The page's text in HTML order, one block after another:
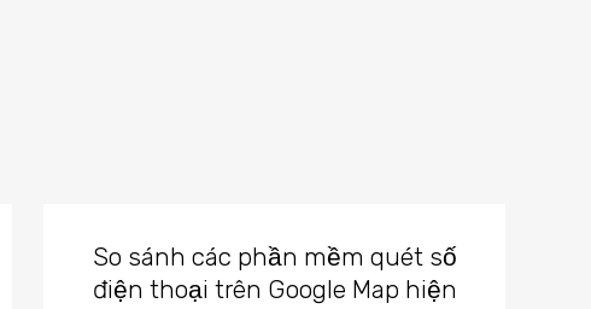
So sánh các phần mềm quét số
điện thoại trên Google Map hiện